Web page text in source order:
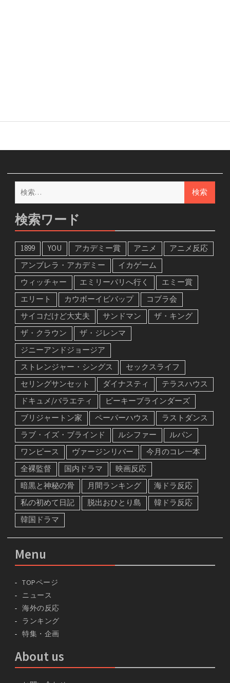
検
索:
検索ワード
1899 YOU アカデミー賞 アニメ
アニメ反応
アンブレラ・アカデミー
イカゲーム
ウィッチャー
エミリーパリへ行く
エミー賞
エリート
カウボーイビバップ
コブラ会
サイコだけど大丈夫
サンドマン
ザ・キング
ザ・クラウン
ザ・ジレンマ
ジニーアンドジョージア
ストレンジャー・シングス
セックスライフ
セリングサンセット
ダイナスティ
テラスハウス
ドキュメ/バラエティ
ピーキーブラインダーズ
ブリジャートン家
ペーパーハウス
ラストダンス
ラブ・イズ・ブラインド
ルシファー
ルパン
ワンピース
ヴァージンリバー
今月のコレ一本
全裸監督
国内ドラマ
映画反応
暗黒と神秘の骨
月間ランキング
海ドラ反応
私の初めて日記
脱出おひとり島
韓ドラ反応
韓国ドラマ
Menu
TOPページ
ニュース
海外の反応
ランキング
特集・企画
About us